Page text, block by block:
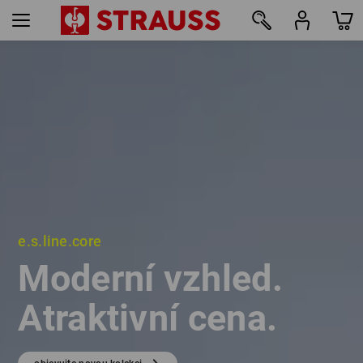
e.s.line.core
Moderní vzhled.
Atraktivní cena.
e.s.line.core
Moderní vzhled.
Atraktivní cena.